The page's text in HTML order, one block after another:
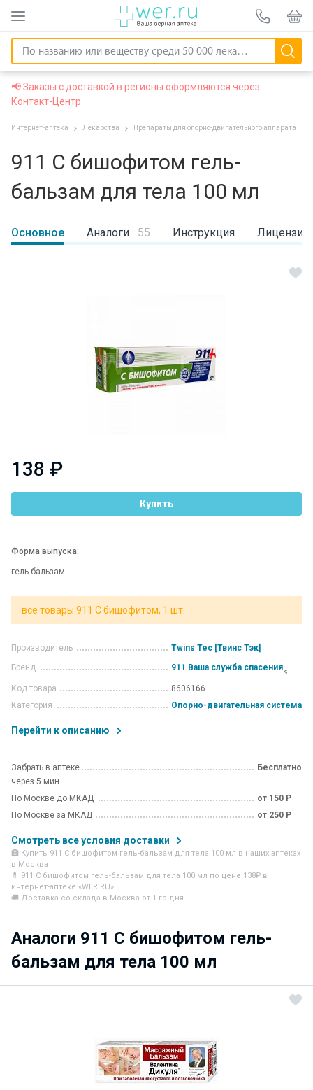
📢 Заказы с доставкой в регионы оформляются через
Контакт-Центр
Интернет-аптека Лекарства Препараты для опорно-двигательного аппарата
911 С бишофитом гель-
бальзам для тела 100 мл
Основное Аналоги 55 Инструкция Лицензии
138 ₽
Купить
Форма выпуска:
гель-бальзам
все товары 911 С бишофитом, 1 шт.
Производитель
Twins Tec [Твинс Тэк]
Бренд
911 Ваша служба спасения<
Код товара
8606166
Категория
Опорно-двигательная система
Перейти к описанию
Забрать в аптеке
через 5 мин.
Бесплатно
По Москве до МКАД
от 150 Р
По Москве за МКАД
от 250 Р
Смотреть все условия доставки
🏥 Купить 911 С бишофитом гель-бальзам для тела 100 мл в наших аптеках
в Москва
💊 911 С бишофитом гель-бальзам для тела 100 мл по цене 138₽ в
интернет-аптеке «WER.RU»
🚚 Доставка со склада в Москва от 1-го дня
Аналоги 911 С бишофитом гель-
бальзам для тела 100 мл